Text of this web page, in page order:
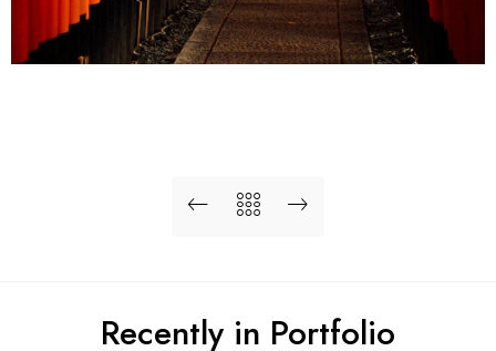
Recently in Portfolio